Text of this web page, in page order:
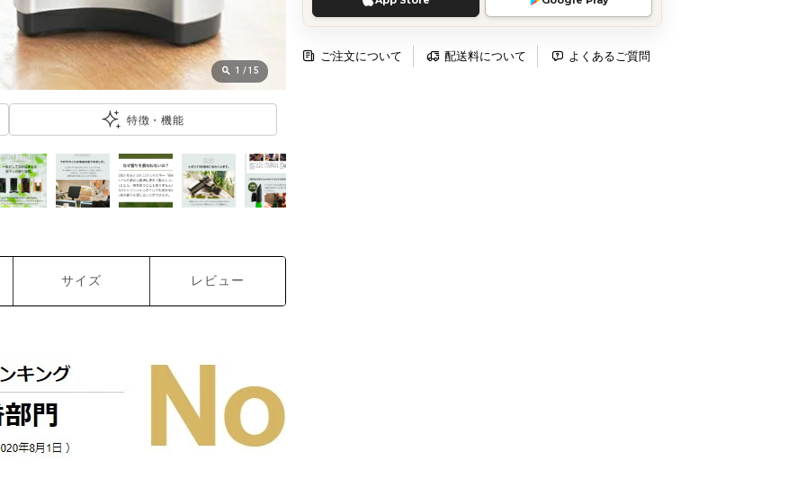
ご注文について 配送料について よくあるご質問
1 /15
特徴・機能
サイズ レビュー